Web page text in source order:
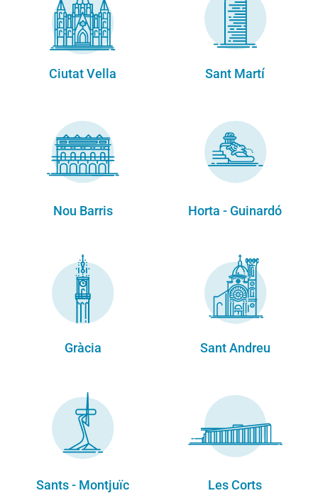
Ciutat Vella Sant Martí
Nou Barris Horta - Guinardó
Gràcia Sant Andreu
Sants - Montjuïc Les Corts